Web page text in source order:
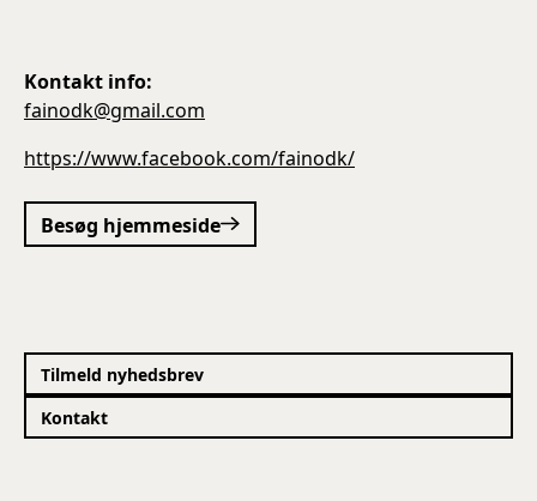
Kontakt info:
fainodk@gmail.com
https://www.facebook.com/fainodk/
Besøg hjemmeside
Tilmeld nyhedsbrev
Kontakt